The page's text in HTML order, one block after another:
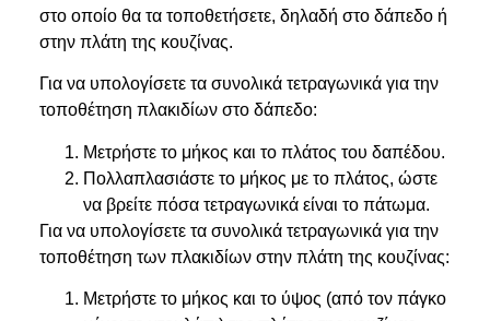
στο οποίο θα τα τοποθετήσετε, δηλαδή στο δάπεδο ή
στην πλάτη της κουζίνας.
Για να υπολογίσετε τα συνολικά τετραγωνικά για την
τοποθέτηση πλακιδίων στο δάπεδο:
Μετρήστε το μήκος και το πλάτος του δαπέδου.
Πολλαπλασιάστε το μήκος με το πλάτος, ώστε
να βρείτε πόσα τετραγωνικά είναι το πάτωμα.
Για να υπολογίσετε τα συνολικά τετραγωνικά για την
τοποθέτηση των πλακιδίων στην πλάτη της κουζίνας:
Μετρήστε το μήκος και το ύψος (από τον πάγκο